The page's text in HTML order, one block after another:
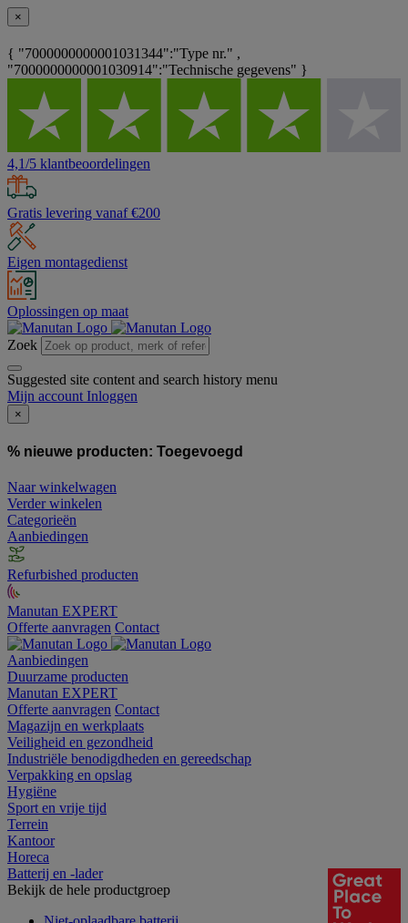
×
{ "7000000000001031344":"Type nr." ,
"7000000000001030914":"Technische gegevens" }
4,1/5 klantbeoordelingen
Gratis levering vanaf €200
Eigen montagedienst
Oplossingen op maat
Zoek
Suggested site content and search history menu
Mijn account Inloggen
×
% nieuwe producten: Toegevoegd
Naar winkelwagen
Verder winkelen
Categorieën
Aanbiedingen
Refurbished producten
Manutan EXPERT
Offerte aanvragen Contact
Aanbiedingen
Duurzame producten
Manutan EXPERT
Offerte aanvragen Contact
Magazijn en werkplaats
Veiligheid en gezondheid
Industriële benodigdheden en gereedschap
Verpakking en opslag
Hygiëne
Sport en vrije tijd
Terrein
Kantoor
Horeca
Batterij en -lader
Bekijk de hele productgroep